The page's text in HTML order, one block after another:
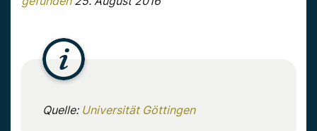
Quelle: Universität Göttingen